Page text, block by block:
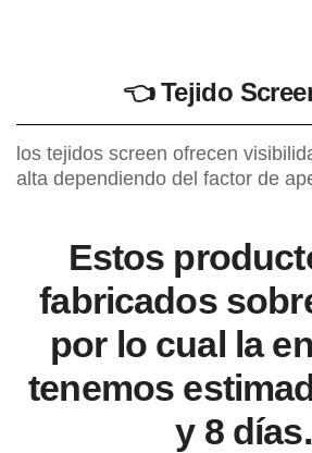
👈Tejido
los tejidos screen ofrecen
alta dependiendo del factor de
Estos
fabricados
por lo cual la
tenemos
y 8 días.